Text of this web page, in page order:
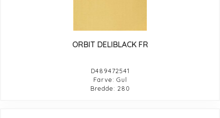
ORBIT DELIBLACK FR
D489472541
Farve: Gul
Bredde: 280